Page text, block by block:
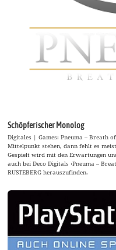
Schöpferischer Monolog
Digitales | Games: Pneuma – Breath
Mittelpunkt stehen, dann fehlt es
Gespielt wird mit den Erwartungen
auch bei Deco Digitals ›Pneuma –
RUSTEBERG herauszufinden.